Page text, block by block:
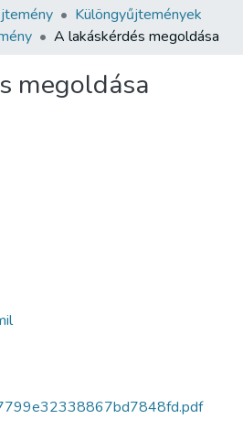
Különgyűjtemények
A lakáskérdés megoldása
megoldása